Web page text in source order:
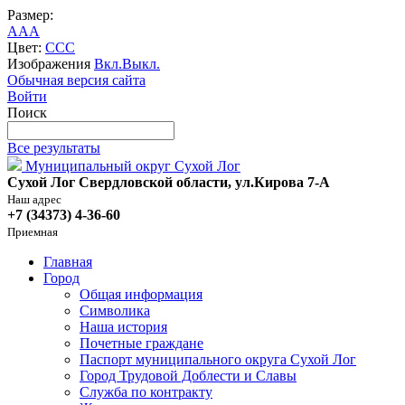
Размер:
AAA
Цвет: CCC
Изображения Вкл.Выкл.
Обычная версия сайта
Войти
Поиск
Все результаты
Муниципальный округ Сухой Лог
Сухой Лог Свердловской области, ул.Кирова 7-А
Наш адрес
+7 (34373) 4-36-60
Приемная
Главная
Город
Общая информация
Символика
Наша история
Почетные граждане
Паспорт муниципального округа Сухой Лог
Город Трудовой Доблести и Славы
Служба по контракту